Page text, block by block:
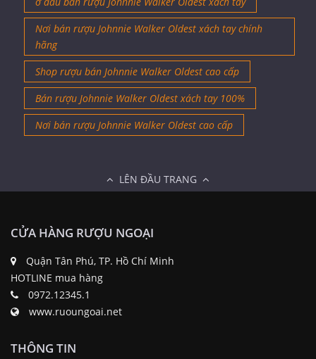
Nơi bán rượu Johnnie Walker Oldest xách tay chính
hãng
Shop rượu bán Johnnie Walker Oldest cao cấp
Bán rượu Johnnie Walker Oldest xách tay 100%
Nơi bán rượu Johnnie Walker Oldest cao cấp
LÊN ĐẦU TRANG
CỬA HÀNG RƯỢU NGOẠI
Quận Tân Phú, TP. Hồ Chí Minh
HOTLINE mua hàng
0972.12345.1
www.ruoungoai.net
THÔNG TIN